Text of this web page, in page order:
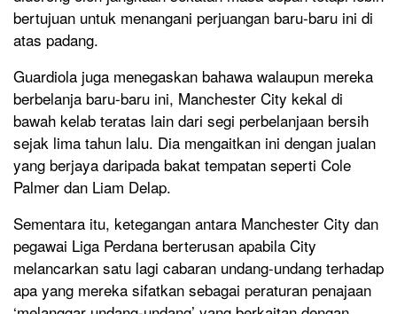
bertujuan untuk menangani perjuangan baru-baru ini di
atas padang.
Guardiola juga menegaskan bahawa walaupun mereka
berbelanja baru-baru ini, Manchester City kekal di
bawah kelab teratas lain dari segi perbelanjaan bersih
sejak lima tahun lalu. Dia mengaitkan ini dengan jualan
yang berjaya daripada bakat tempatan seperti Cole
Palmer dan Liam Delap.
Sementara itu, ketegangan antara Manchester City dan
pegawai Liga Perdana berterusan apabila City
melancarkan satu lagi cabaran undang-undang terhadap
apa yang mereka sifatkan sebagai peraturan penajaan